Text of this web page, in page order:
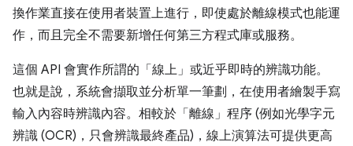
換作業直接在使用者裝置上進行，即使處於離線模式也能運
作，而且完全不需要新增任何第三方程式庫或服務。
這個 API 會實作所謂的「線上」或近乎即時的辨識功能。
也就是說，系統會擷取並分析單一筆劃，在使用者繪製手寫
輸入內容時辨識內容。相較於「離線」程序 (例如光學字元
辨識 (OCR)，只會辨識最終產品)，線上演算法可提供更高